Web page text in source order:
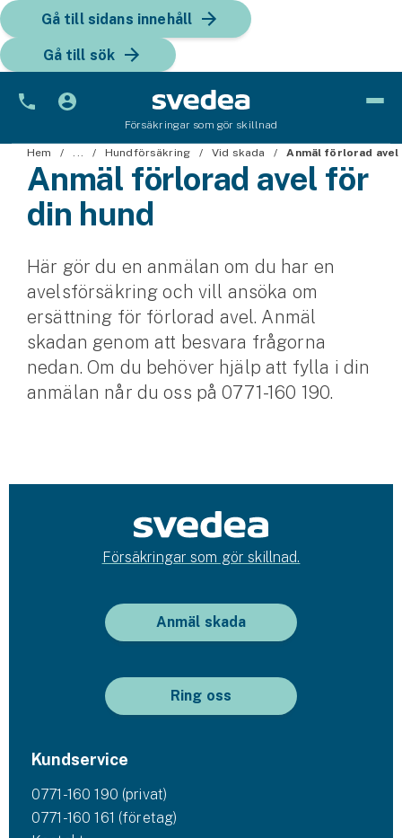
Gå till sidans innehåll
Gå till sök
Försäkringar som gör skillnad
Bil
Fordon
ATV-försäkring
Släpvagnsförsäkring
Märkesförsäkringar
Vattenskoterförsäkring
Hundförsäkring
Hem ... Hundförsäkring Vid skada Anmäl förlorad avel
Anmäl förlorad avel för
din hund
Här gör du en anmälan om du har en
avelsförsäkring och vill ansöka om
ersättning för förlorad avel. Anmäl
skadan genom att besvara frågorna
nedan. Om du behöver hjälp att fylla i din
anmälan når du oss på 0771-160 190.
Försäkringar som gör skillnad.
Anmäl skada
Ring oss
Kundservice
0771-160 190 (privat)
0771-160 161 (företag)